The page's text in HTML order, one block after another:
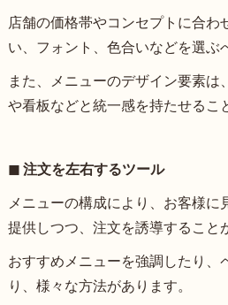
店舗の価格帯やコンセプトに合わ
い、フォント、色合いなどを選ぶ
また、メニューのデザイン要素は
や看板などと統一感を持たせるこ
◼︎ 注文を左右するツール
メニューの構成により、お客様に
提供しつつ、注文を誘導すること
おすすめメニューを強調したり、
り、様々な方法があります。